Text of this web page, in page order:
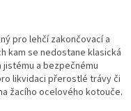
pro lehčí zakončovací a
kam se nedostane klasická
a bezpečnému
likvidaci přerostlé trávy či
žacího ocelového kotouče.